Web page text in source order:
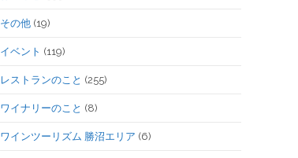
その他 (19)
イベント (119)
レストランのこと (255)
ワイナリーのこと (8)
ワインツーリズム 勝沼エリア (6)